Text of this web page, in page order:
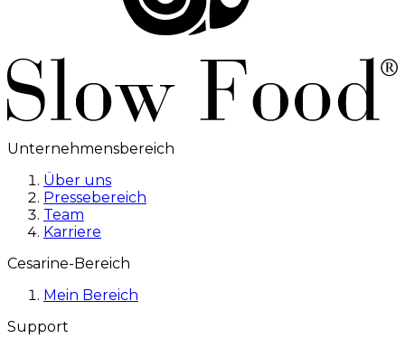
Unternehmensbereich
Über uns
Pressebereich
Team
Karriere
Cesarine-Bereich
Mein Bereich
Support